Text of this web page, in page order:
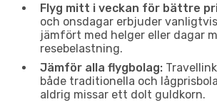
Flyg mitt i veckan för bättre
och onsdagar erbjuder
jämfört med helger eller dagar
resebelastning.
Jämför alla flygbolag:
både traditionella och
aldrig missar ett dolt guldkorn.